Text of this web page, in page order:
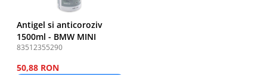
Antigel si anticoroziv
1500ml - BMW MINI
83512355290
50,88 RON